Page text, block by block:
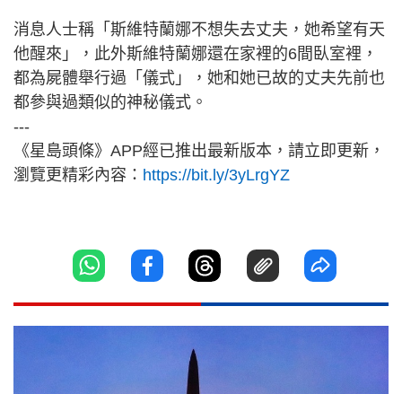
消息人士稱「斯維特蘭娜不想失去丈夫，她希望有天
他醒來」，此外斯維特蘭娜還在家裡的6間臥室裡，
都為屍體舉行過「儀式」，她和她已故的丈夫先前也
都參與過類似的神秘儀式。
---
《星島頭條》APP經已推出最新版本，請立即更新，
瀏覽更精彩內容： https://bit.ly/3yLrgYZ